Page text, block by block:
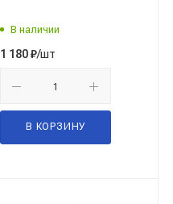
В наличии
1 180₽/шт
В КОРЗИНУ